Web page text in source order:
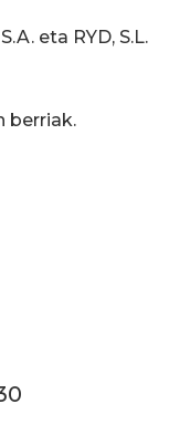
eta RYD, S.L.
berriak.